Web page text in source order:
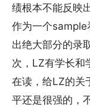
绩根本不能反映
作为一个sample
出绝大部分的录
次，LZ有学长和
在读，给LZ的关
平还是很强的，